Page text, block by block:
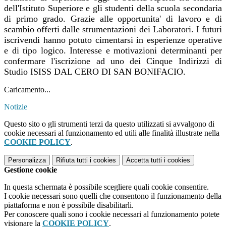
dell'Istituto Superiore e gli studenti della scuola secondaria
di primo grado. Grazie alle opportunita' di lavoro e di
scambio offerti dalle strumentazioni dei Laboratori. I futuri
iscrivendi hanno potuto cimentarsi in esperienze operative
e di tipo logico. Interesse e motivazioni determinanti per
confermare l'iscrizione ad uno dei Cinque Indirizzi di
Studio ISISS DAL CERO DI SAN BONIFACIO.
Caricamento...
Notizie
Questo sito o gli strumenti terzi da questo utilizzati si avvalgono di
cookie necessari al funzionamento ed utili alle finalità illustrate nella
COOKIE POLICY.
Personalizza Rifiuta tutti i cookies Accetta tutti i cookies
Gestione cookie
In questa schermata è possibile scegliere quali cookie consentire.
I cookie necessari sono quelli che consentono il funzionamento della
piattaforma e non è possibile disabilitarli.
Per conoscere quali sono i cookie necessari al funzionamento potete
visionare la COOKIE POLICY.